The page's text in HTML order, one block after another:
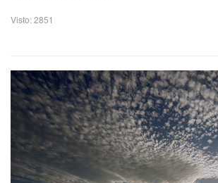
Visto: 2851